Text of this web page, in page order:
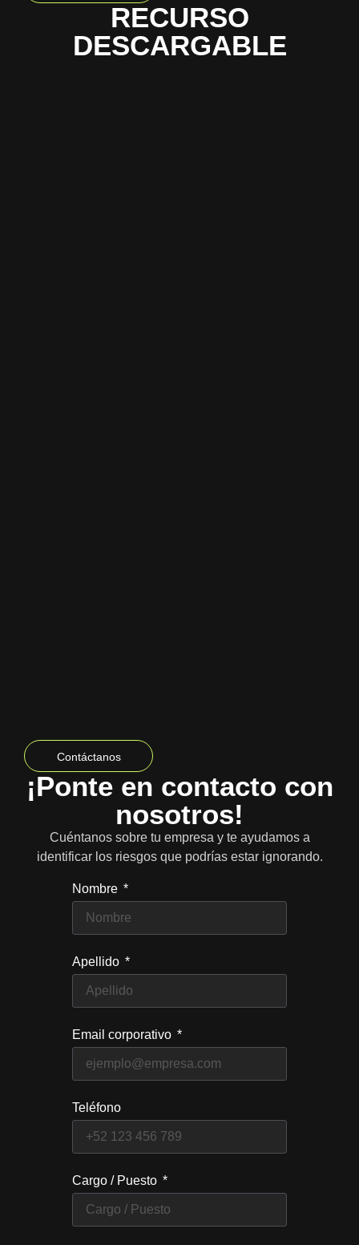
RECURSO
DESCARGABLE
Contáctanos
¡Ponte en contacto con
nosotros!
Cuéntanos sobre tu empresa y te ayudamos a
identificar los riesgos que podrías estar ignorando.
Nombre
Apellido
Email corporativo
Teléfono
Cargo / Puesto